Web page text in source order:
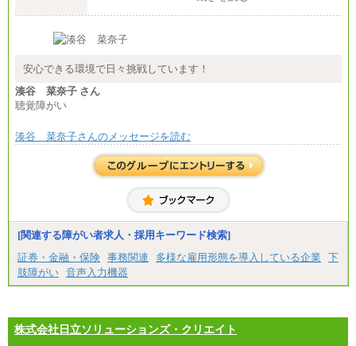
安心できる環境で日々挑戦しています！
湊谷 菜奈子 さん
聴覚障がい
湊谷 菜奈子さんのメッセージを読む
[関連する障がい者求人・採用キーワード検索]
証券・金融・保険 事務関連 多様な雇用形態を導入している企業
下
肢障がい 音声入力機器
株式会社日立ソリューションズ・クリエイト